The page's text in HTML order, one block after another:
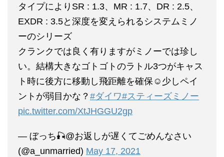
タイプによりSR : 1.3、MR : 1.7、DR : 2.5、
EXDR : 3.5と深度を変えられるシステムミノ
ーのシリーズ
クランクでは良く有りますがミノーでは珍し
い。結構大きなゴトゴトのラトル3つがキャス
ト時に後方に移動し飛距離を確保☺️少しペイ
ントが弱目かな？ #ダイワ#スティーズミノー
pic.twitter.com/XtJHGGU2gp
— ぼっち🎣@お返しが遅くてごめんなさい
(@a_unmarried) May 17, 2021